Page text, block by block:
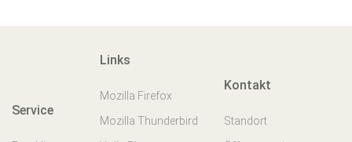
Service
Links
Mozilla Firefox
Mozilla Thunderbird
Kontakt
Standort